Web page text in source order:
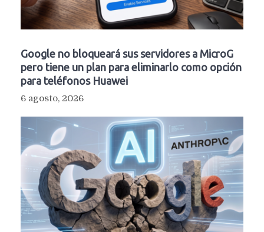
Google no bloqueará sus servidores a MicroG
pero tiene un plan para eliminarlo como opción
para teléfonos Huawei
6 agosto, 2026